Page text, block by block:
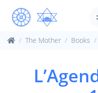
The Mother Books